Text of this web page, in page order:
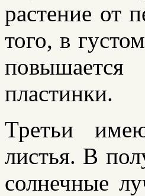
растение от
того, в
пластинки.
Третьи
листья. В
солнечные